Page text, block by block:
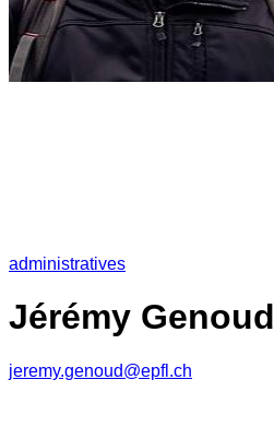
administratives
Jérémy Genoud
jeremy.genoud@epfl.ch